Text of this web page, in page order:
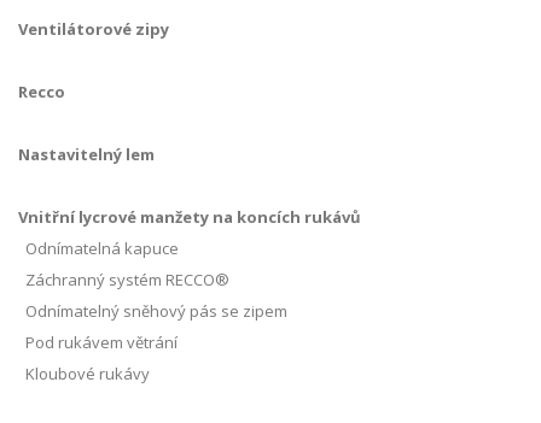
Ventilátorové zipy
Recco
Nastavitelný lem
Vnitřní lycrové manžety na koncích rukávů
Odnímatelná kapuce
Záchranný systém RECCO®
Odnímatelný sněhový pás se zipem
Pod rukávem větrání
Kloubové rukávy